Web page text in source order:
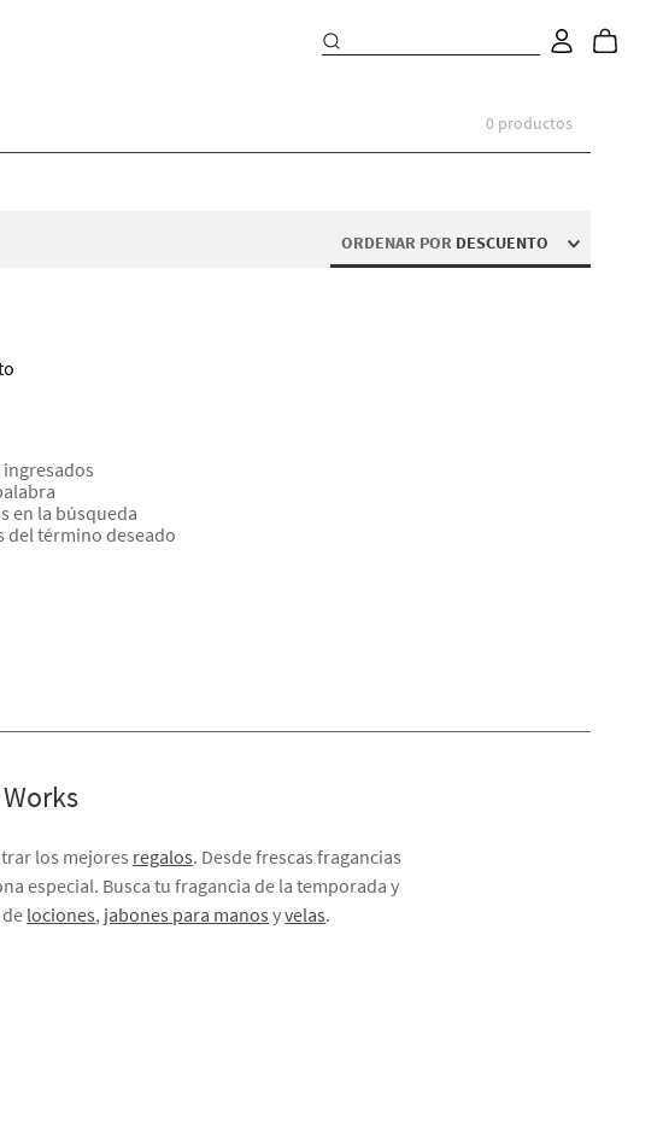
0 productos
ORDENAR POR DESCUENTO
en la búsqueda
del término deseado
los mejores regalos. Desde frescas fragancias
especial. Busca tu fragancia de la temporada y
lociones, jabones para manos yvelas.